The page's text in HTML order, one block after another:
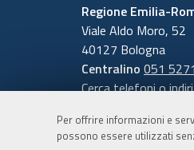
Per offrire informazioni e
possono essere utilizzati
Regione Emilia-
Viale Aldo Moro, 52
40127 Bologna
Centralino 051 5271
Cerca telefoni o